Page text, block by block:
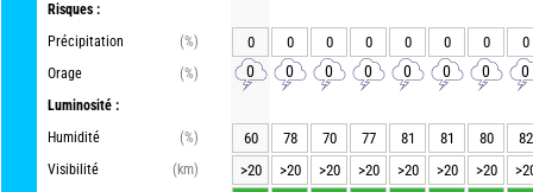
Risques :
Précipitation
(%)
Orage
(%)
Luminosité :
Humidité
(%)
Visibilité
(km)
0 0 0 0 0 0 0 0
0 0 0 0 0 0 0 0
60 78 70 77 81 81 80
82
>20
>20 >20 >20 >20 >20 >20